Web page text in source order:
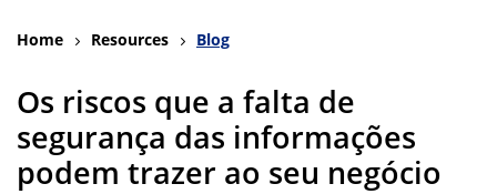
Home Resources Blog
Os riscos que a falta de
segurança das informações
podem trazer ao seu negócio